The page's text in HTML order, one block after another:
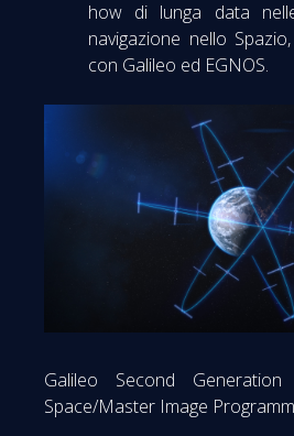
how di lunga data
navigazione nello
con Galileo ed EGNOS.
Galileo Second
Space/Master Image